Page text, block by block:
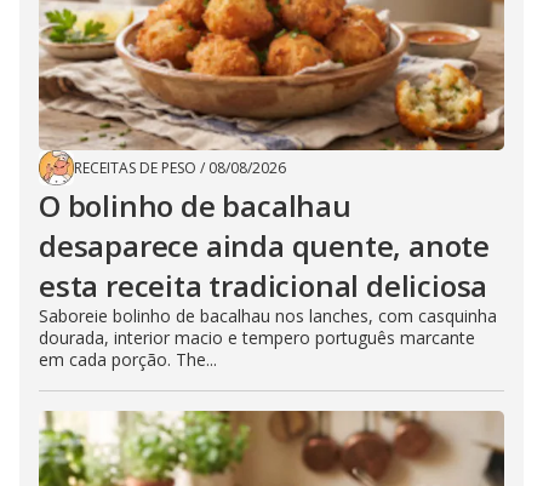
RECEITAS DE PESO / 08/08/2026
O bolinho de bacalhau
desaparece ainda quente, anote
esta receita tradicional deliciosa
Saboreie bolinho de bacalhau nos lanches, com casquinha
dourada, interior macio e tempero português marcante
em cada porção. The...